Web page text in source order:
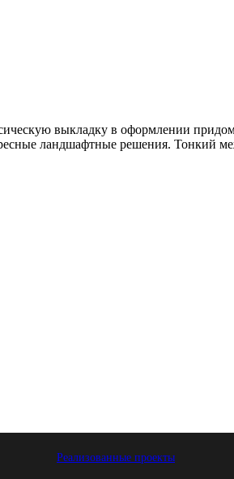
выкладку в оформлении
ландшафтные решения. Тонкий
Реализованные проекты